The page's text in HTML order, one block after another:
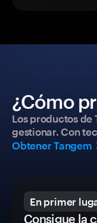
¿Cómo
Los productos de
gestionar. Con
Obtener Tangem
En primer
Consigue la